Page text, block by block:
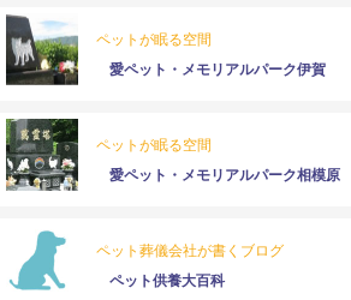
ペットが眠る空間
愛ペット・メモリアルパーク伊賀
ペットが眠る空間
愛ペット・メモリアルパーク相模原
ペット葬儀会社が書くブログ
ペット供養大百科